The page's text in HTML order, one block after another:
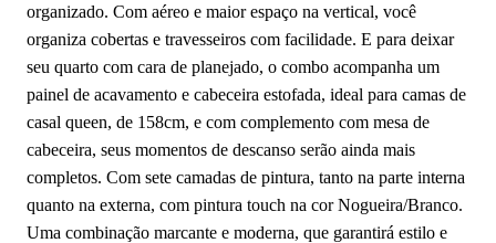
organizado. Com aéreo e maior espaço na vertical, você
organiza cobertas e travesseiros com facilidade. E para deixar
seu quarto com cara de planejado, o combo acompanha um
painel de acavamento e cabeceira estofada, ideal para camas de
casal queen, de 158cm, e com complemento com mesa de
cabeceira, seus momentos de descanso serão ainda mais
completos. Com sete camadas de pintura, tanto na parte interna
quanto na externa, com pintura touch na cor Nogueira/Branco.
Uma combinação marcante e moderna, que garantirá estilo e